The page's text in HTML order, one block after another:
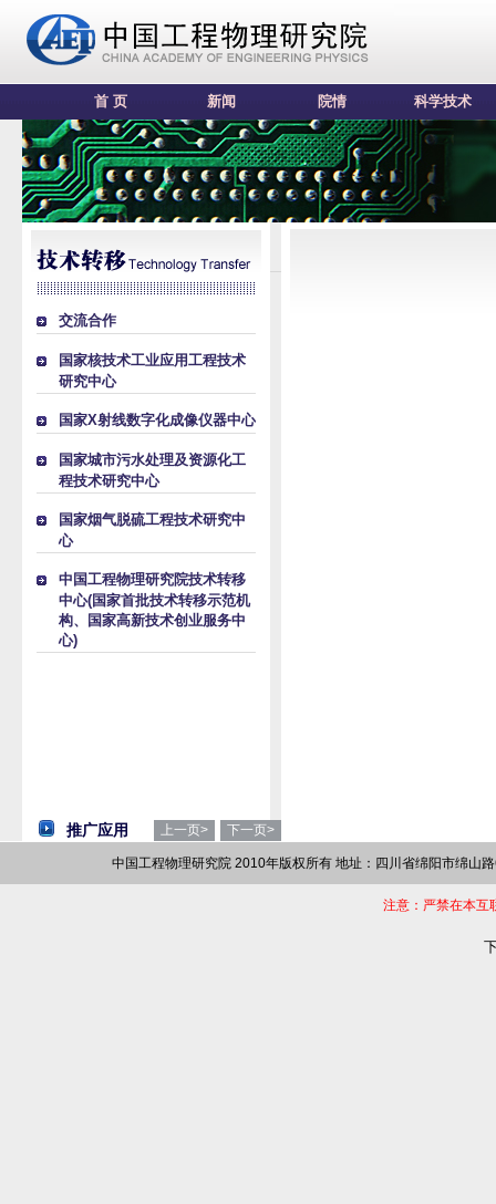
首 页 新闻 院情 科学技术
交流合作
国家核技术工业应用工程技术
研究中心
国家X射线数字化成像仪器中心
国家城市污水处理及资源化工
程技术研究中心
国家烟气脱硫工程技术研究中
心
中国工程物理研究院技术转移
中心(国家首批技术转移示范机
构、国家高新技术创业服务中
心)
推广应用 上一页> 下一页>
中国工程物理研究院 2010年版权所有 地址：四川省绵阳市绵山
注意：严禁在本互